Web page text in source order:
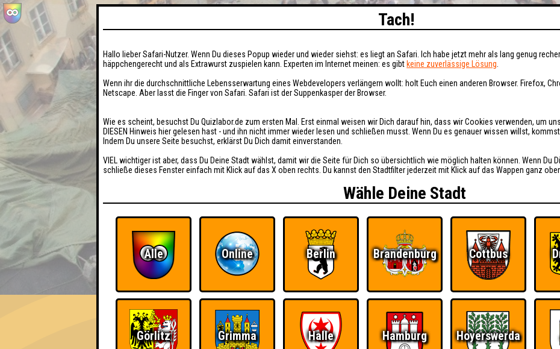
EVENTS HIGHSCORE RESERVIERUNG BUCHEN FAQ ÜBER
Partner & Direktoren
Tach!
Hallo lieber Safari-Nutzer. Wenn Du dieses Popup wieder und wieder siehst: es liegt an Safari. Ich habe jetzt mehr als lang genug
häppchengerecht und als Extrawurst zuspielen kann. Experten im Internet meinen: es gibt keine zuverlässige Lösung
Wenn ihr die durchschnittliche Lebensserwartung eines Webdevelopers verlängern wollt: holt Euch einen anderen Browser. Firefox,
Netscape. Aber lasst die Finger von Safari. Safari ist der Suppenkasper der Browser.
Wie es scheint, besuchst Du Quizlabor.de zum ersten Mal. Erst einmal weisen wir Dich darauf hin, dass wir Cookies verwenden, um
DIESEN Hinweis hier gelesen hast - und ihn nicht immer wieder lesen und schließen musst. Wenn Du es genauer wissen willst,
Indem Du unsere Seite besuchst, erklärst Du Dich damit einverstanden.
VIEL wichtiger ist aber, dass Du Deine Stadt wählst, damit wir die Seite für Dich so übersichtlich wie möglich halten können. Wenn Du
schließe dieses Fenster einfach mit Klick auf das X oben rechts. Du kannst den Stadtfilter jederzeit mit Klick auf das Wappen ganz
Wähle Deine Stadt
Alle Online Berlin Brandenburg Cottbus
Görlitz Grimma Halle Hamburg Hoyerswerda